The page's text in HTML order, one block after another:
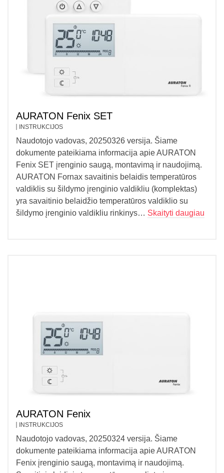
AURATON Fenix SET
INSTRUKCIJOS
Naudotojo vadovas, 20250326 versija. Šiame
dokumente pateikiama informacija apie AURATON
Fenix ​​​​SET įrenginio saugą, montavimą ir naudojimą.
AURATON Fornax savaitinis belaidis temperatūros
valdiklis su šildymo įrenginio valdikliu (komplektas)
yra savaitinio belaidžio temperatūros valdiklio su
šildymo įrenginio valdikliu rinkinys… Skaityti daugiau
AURATON Fenix
INSTRUKCIJOS
Naudotojo vadovas, 20250324 versija. Šiame
dokumente pateikiama informacija apie AURATON
Fenix ​​​​įrenginio saugą, montavimą ir naudojimą.